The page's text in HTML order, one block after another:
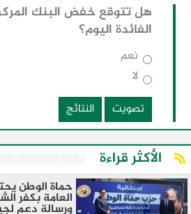
هل تتوقع خفض البنك
الفائدة اليوم؟
نعم
لا
تصويت
النتائج
الأكثر قراءة
حماة الوطن
العامة بكفر
ورسالة دعم